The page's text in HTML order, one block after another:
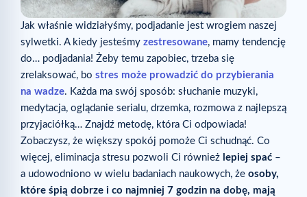
Jak właśnie widziałyśmy, podjadanie jest wrogiem naszej
sylwetki. A kiedy jesteśmy zestresowane, mamy tendencję
do… podjadania! Żeby temu zapobiec, trzeba się
zrelaksować, bo stres może prowadzić do przybierania
na wadze. Każda ma swój sposób: słuchanie muzyki,
medytacja, oglądanie serialu, drzemka, rozmowa z najlepszą
przyjaciółką… Znajdź metodę, która Ci odpowiada!
Zobaczysz, że większy spokój pomoże Ci schudnąć. Co
więcej, eliminacja stresu pozwoli Ci również lepiej spać –
a udowodniono w wielu badaniach naukowych, że osoby,
które śpią dobrze i co najmniej 7 godzin na dobę, mają